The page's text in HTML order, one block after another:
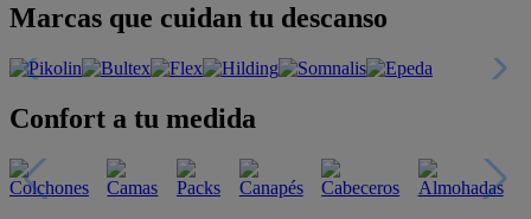
Marcas que cuidan tu descanso
Confort a tu medida